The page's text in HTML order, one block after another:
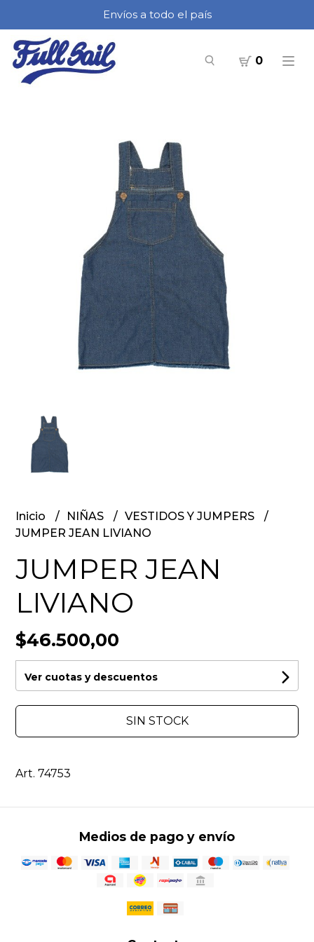
Envíos a todo el país
0
Inicio NIÑAS
VESTIDOS Y JUMPERS
JUMPER JEAN LIVIANO
JUMPER JEAN
LIVIANO
$46.500,00
Ver cuotas y descuentos
SIN STOCK
Art. 74753
Medios de pago y envío